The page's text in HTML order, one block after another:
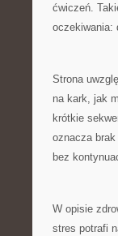
ćwiczeń.
oczekiwania:
Strona
na kark, jak
krótkie
oznacza
bez
W opisie
stres potrafi